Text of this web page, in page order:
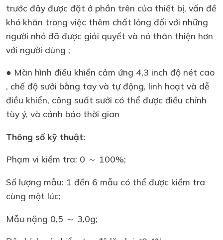
trước đây được đặt ở phần trên của thiết bị, vấn đề
khó khăn trong việc thêm chất lỏng đối với những
người nhỏ đã được giải quyết và nó thân thiện hơn
với người dùng ;
● Màn hình điều khiển cảm ứng 4,3 inch độ nét cao
, chế độ sưởi bằng tay và tự động, linh hoạt và dễ
điều khiển, công suất sưởi có thể được điều chỉnh
tùy ý, và cảnh báo thời gian
Thông số kỹ thuật:
Phạm vi kiểm tra: 0 ～ 100%;
Số lượng mẫu: 1 đến 6 mẫu có thể được kiểm tra
cùng một lúc;
Mẫu nặng 0,5 ～ 3,0g;